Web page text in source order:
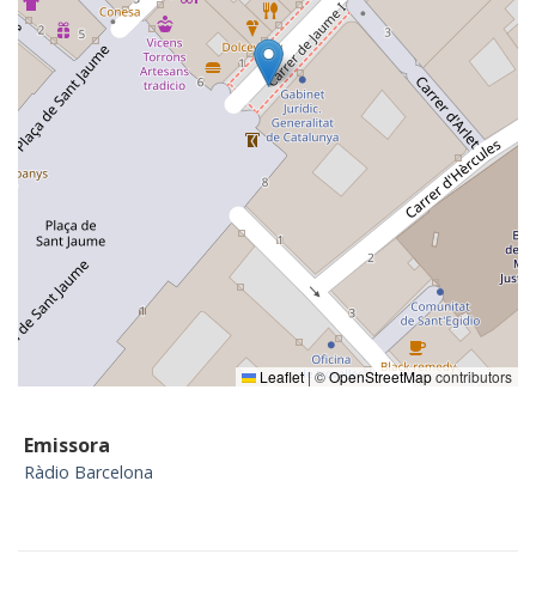
Leaflet|©OpenStreetMapcontributors
Emissora
Ràdio Barcelona